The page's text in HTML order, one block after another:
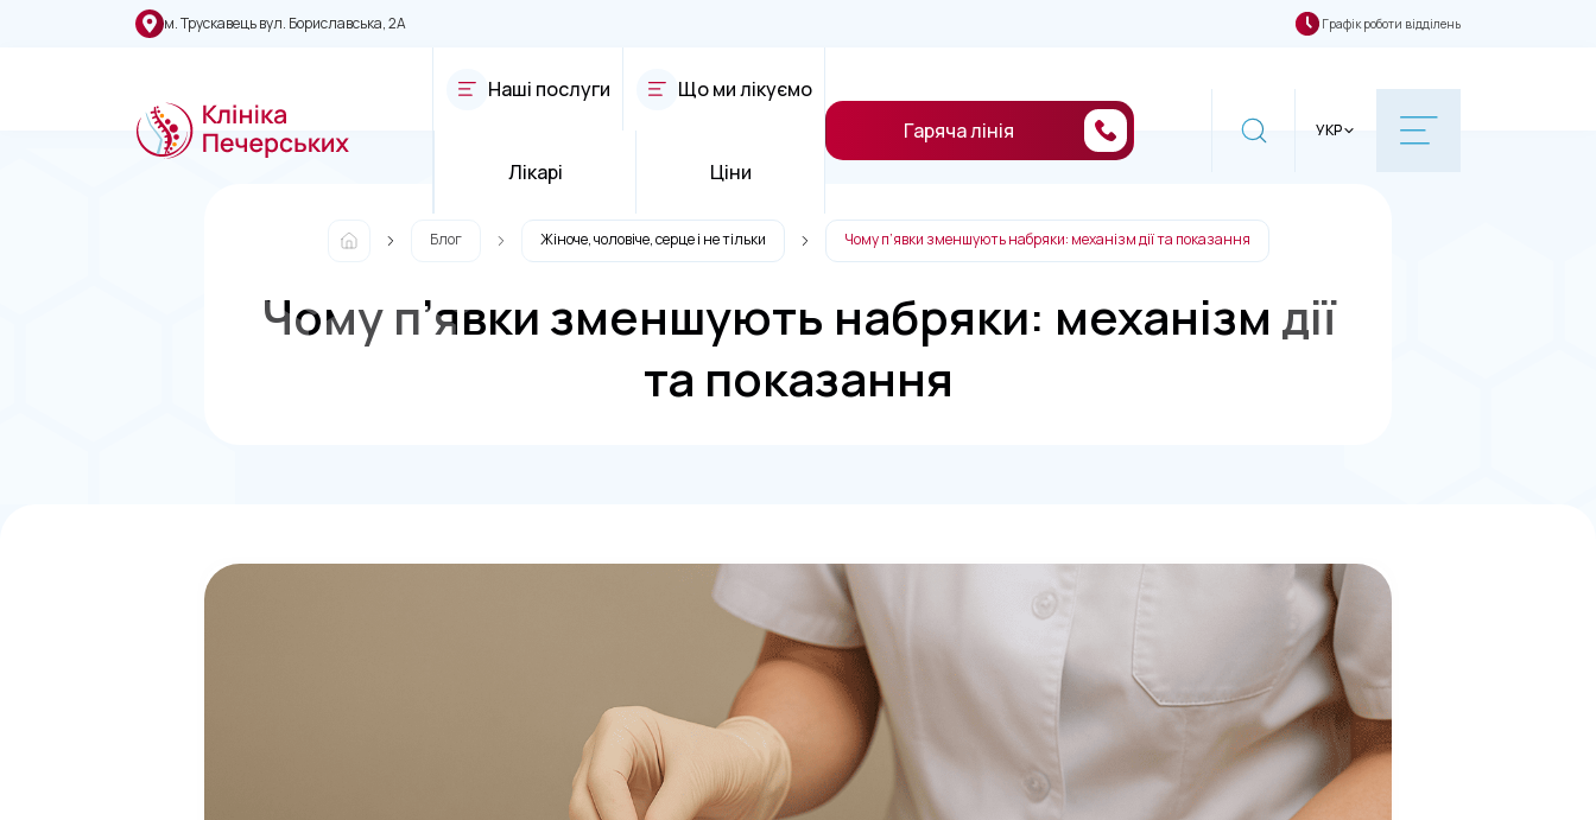
м. Трускавець вул. Бориславська, 2А Графік роботи відділень
Наші послуги Що ми лікуємо
Лікарі Ціни
Гаряча лінія УКР
Блог Жіноче, чоловіче, серце і не тільки Чому п’явки зменшують набряки: механізм дії та показання
Чому п’явки зменшують набряки: механізм дії
та показання